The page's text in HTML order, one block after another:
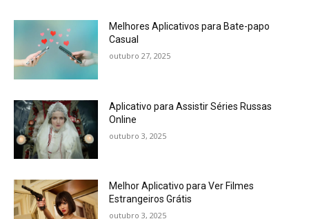
Melhores Aplicativos para Bate-papo
Casual
outubro 27, 2025
Aplicativo para Assistir Séries Russas
Online
outubro 3, 2025
Melhor Aplicativo para Ver Filmes
Estrangeiros Grátis
outubro 3, 2025